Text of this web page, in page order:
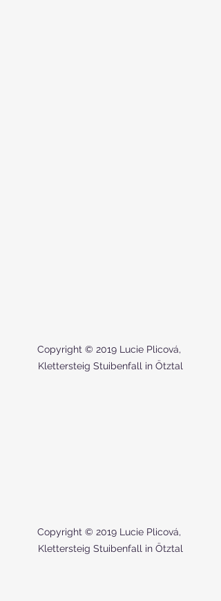
Copyright © 2019 Lucie Plicová,
Klettersteig Stuibenfall in Ötztal
Copyright © 2019 Lucie Plicová,
Klettersteig Stuibenfall in Ötztal